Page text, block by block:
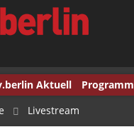
Aktuell Programm
Livestream